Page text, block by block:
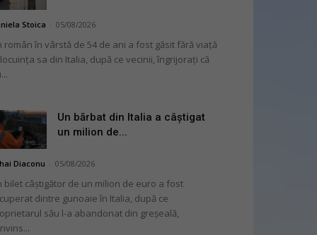
Stoica 05/08/2026
român în vârstă de 54 de ani a fost găsit fără viață
sa din Italia, după ce vecinii, îngrijorați că
Un bărbat din Italia a câștigat
un milion de...
Diaconu 05/08/2026
bilet câștigător de un milion de euro a fost
dintre gunoaie în Italia, după ce
său l-a abandonat din greșeală,